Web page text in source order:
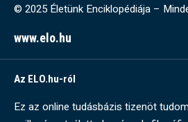
© 2025 Életünk Enciklopédiája –
www.elo.hu
Az ELO.hu-ról
Ez az online tudásbázis tizenöt